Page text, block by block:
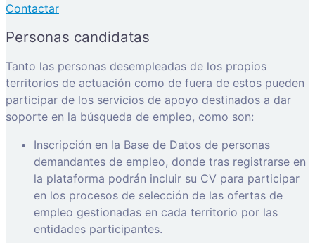
Contactar
Personas candidatas
Tanto las personas desempleadas de los propios
territorios de actuación como de fuera de estos pueden
participar de los servicios de apoyo destinados a dar
soporte en la búsqueda de empleo, como son:
Inscripción en la Base de Datos de personas
demandantes de empleo, donde tras registrarse en
la plataforma podrán incluir su CV para participar
en los procesos de selección de las ofertas de
empleo gestionadas en cada territorio por las
entidades participantes.